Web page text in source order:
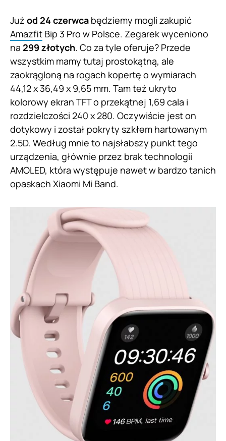
Już od 24 czerwca będziemy mogli zakupić
Amazfit Bip 3 Pro w Polsce. Zegarek wyceniono
na 299 złotych. Co za tyle oferuje? Przede
wszystkim mamy tutaj prostokątną, ale
zaokrągloną na rogach kopertę o wymiarach
44,12 x 36,49 x 9,65 mm. Tam też ukryto
kolorowy ekran TFT o przekątnej 1,69 cala i
rozdzielczości 240 x 280. Oczywiście jest on
dotykowy i został pokryty szkłem hartowanym
2.5D. Według mnie to najsłabszy punkt tego
urządzenia, głównie przez brak technologii
AMOLED, która występuje nawet w bardzo tanich
opaskach Xiaomi Mi Band.